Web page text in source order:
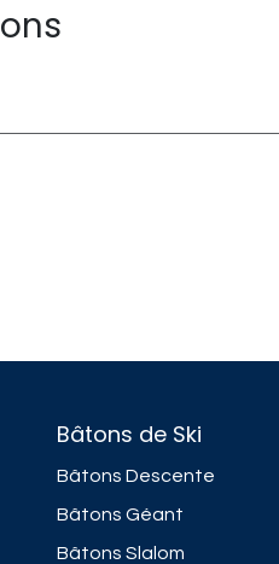
Bâtons de Ski
Bâtons Descente
Bâtons Géant
Bâtons Slalom